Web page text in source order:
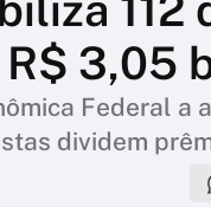
3,05
Federal a
dividem